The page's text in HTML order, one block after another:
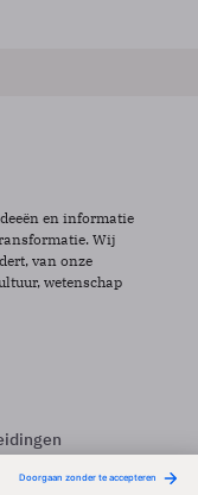
en informatie
Wij
van onze
wetenschap